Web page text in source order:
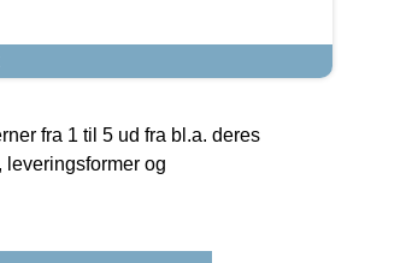
fra 1 til 5 ud fra bl.a. deres
og